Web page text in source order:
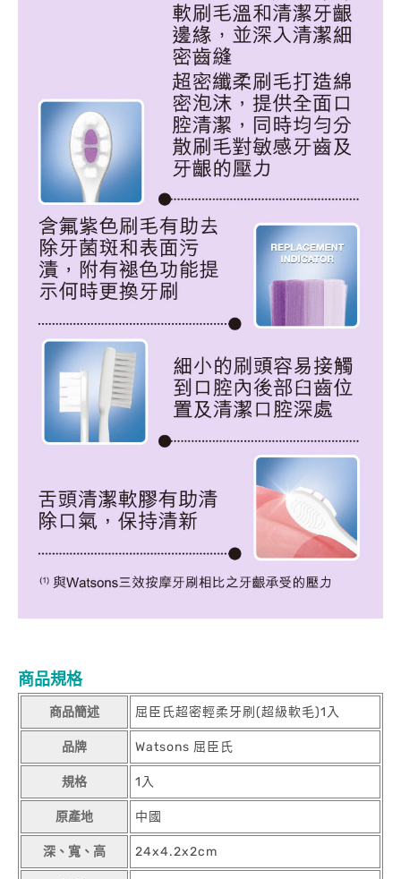
商品規格
商品簡述 屈臣氏超密輕柔牙刷(超級軟毛)1入
品牌 Watsons 屈臣氏
規格 1入
原產地 中國
深、寬、高 24x4.2x2cm